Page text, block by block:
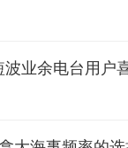
业余电台用户